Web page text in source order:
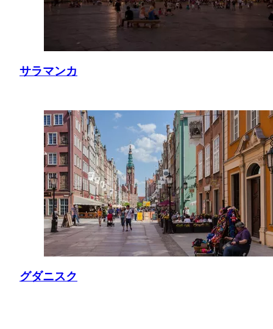
サラマンカ
グダニスク